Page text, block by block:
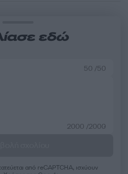
εδώ
50 /50
2000 /2000
από reCAPTCHA, ισχύουν